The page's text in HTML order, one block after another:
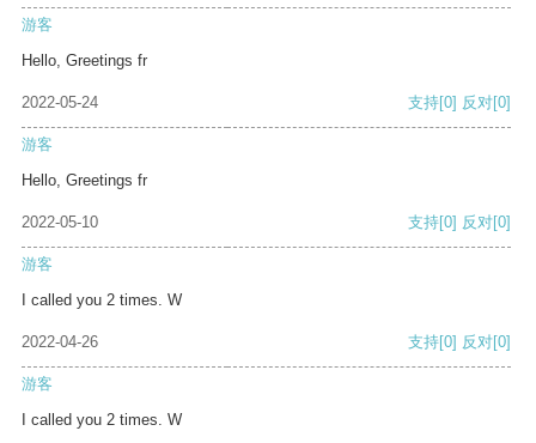
游客
Hello, Greetings fr
2022-05-24 支持[0] 反对[0]
游客
Hello, Greetings fr
2022-05-10 支持[0] 反对[0]
游客
I called you 2 times. W
2022-04-26 支持[0] 反对[0]
游客
I called you 2 times. W